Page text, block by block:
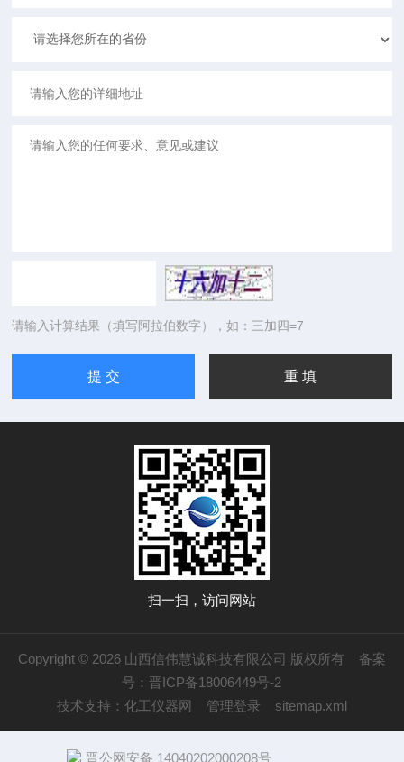
请输入计算结果（填写阿拉伯数字），如：三加四=7
扫一扫，访问网站
Copyright © 2026 山西信伟慧诚科技有限公司 版权所有 备案
号：晋ICP备18006449号-2
技术支持： 化工仪器网 管理登录 sitemap.xml
晋公网安备 14040202000208号